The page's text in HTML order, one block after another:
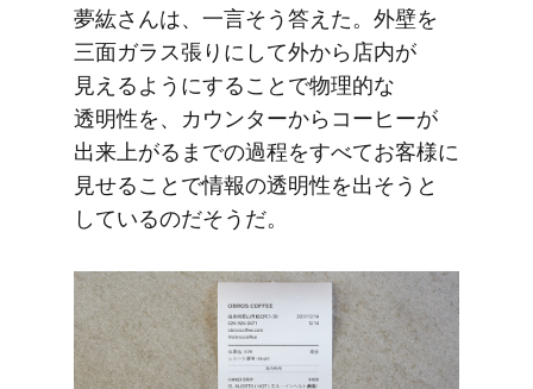
夢紘さんは、​一言そう​答えた。​外壁を​
三面ガラス張りに​して​外から​店内が​
見えるように​する​ことで​物理的な​
透明性を、​カウンターから​コーヒーが​
出来上がるまでの​過程を​すべてお客様に​
見せる​ことで​情報の​透明性を​出そうと​
しているのだそうだ。